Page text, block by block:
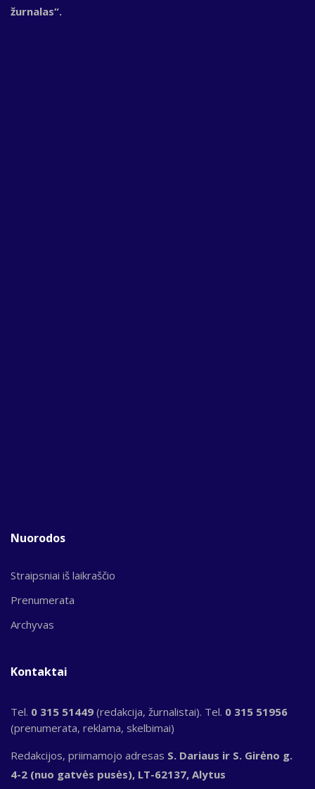
žurnalas“.
Nuorodos
Straipsniai iš laikraščio
Prenumerata
Archyvas
Kontaktai
Tel. 0 315 51449 (redakcija, žurnalistai). Tel. 0 315 51956
(prenumerata, reklama, skelbimai)
Redakcijos, priimamojo adresas S. Dariaus ir S. Girėno g.
4-2 (nuo gatvės pusės), LT-62137, Alytus